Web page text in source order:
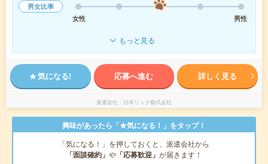
男女比率
女性
男性
もっと見る
気になる! 応募へ進む 詳しく見る
派遣会社 日本リック株式会社
興味があったら「★気になる！」をタップ！
「気になる！」を押しておくと、派遣会社から
「面談確約」 や 「応募歓迎」 が届きます！